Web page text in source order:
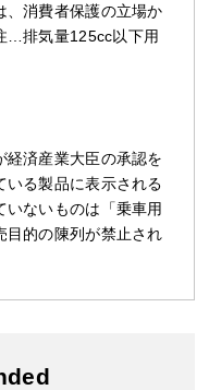
、消費者保護の立場か
排気量125cc以下用
済産業大臣の承認を
いる製品に表示される
ないものは「乗車用
目的の陳列が禁止され